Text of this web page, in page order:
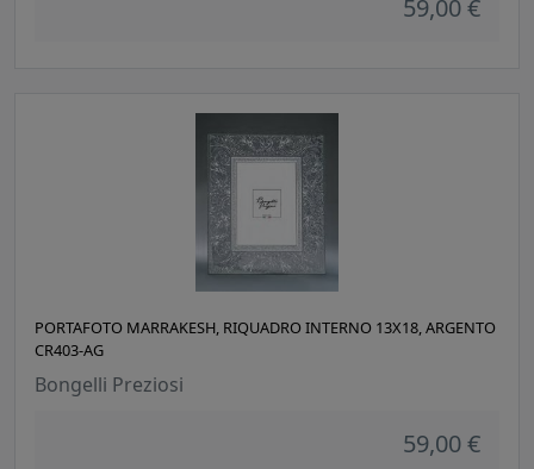
59,00 €
PORTAFOTO MARRAKESH, RIQUADRO INTERNO 13X18, ARGENTO
CR403-AG
Bongelli Preziosi
59,00 €